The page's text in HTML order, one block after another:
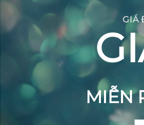
GIÁ
MIỄN
CTS 46.1